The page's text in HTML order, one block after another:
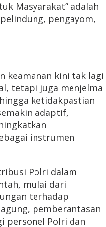
Masyarakat” adalah
pengayom,
keamanan kini tak lagi
tetapi juga menjelma
ketidakpastian
adaptif,
instrumen
Polri dalam
mulai dari
terhadap
pemberantasan
personel Polri dan